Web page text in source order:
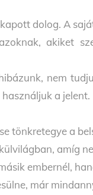
dolog. A
akiket
nem
a jelent.
tönkretegye a
amíg
embernél,
már